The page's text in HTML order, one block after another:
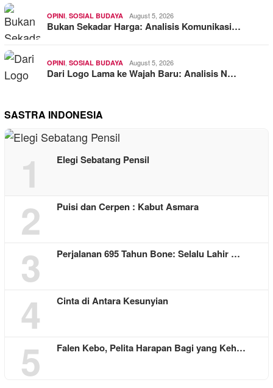
OPINI SOSIAL BUDAYA August 5, 2026
Bukan Sekadar Harga: Analisis Komunikasi…
OPINI SOSIAL BUDAYA August 5, 2026
Dari Logo Lama ke Wajah Baru: Analisis N…
SASTRA INDONESIA
1 Elegi Sebatang Pensil
2 Puisi dan Cerpen : Kabut Asmara
3 Perjalanan 695 Tahun Bone: Selalu Lahir …
4 Cinta di Antara Kesunyian
5 Falen Kebo, Pelita Harapan Bagi yang Keh…